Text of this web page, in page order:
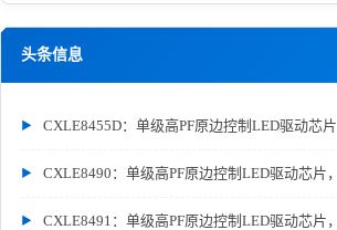
头条信息
CXLE8455D：单级高PF原边控制LED驱动芯片
CXLE8490：单级高PF原边控制LED驱动芯片，
CXLE8491：单级高PF原边控制LED驱动芯片，